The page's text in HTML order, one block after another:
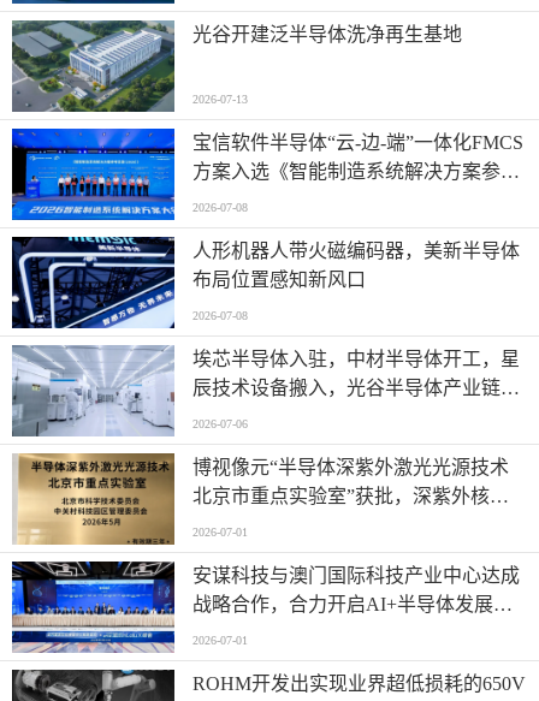
光谷开建泛半导体洗净再生基地
2026-07-13
宝信软件半导体“云-边-端”一体化FMCS
方案入选《智能制造系统解决方案参考
目录（2026）》
2026-07-08
人形机器人带火磁编码器，美新半导体
布局位置感知新风口
2026-07-08
埃芯半导体入驻，中材半导体开工，星
辰技术设备搬入，光谷半导体产业链有
新进展→
2026-07-06
博视像元“半导体深紫外激光光源技术
北京市重点实验室”获批，深紫外核心
技术再获权威认可
2026-07-01
安谋科技与澳门国际科技产业中心达成
战略合作，合力开启AI+半导体发展
“芯”篇章
2026-07-01
ROHM开发出实现业界超低损耗的650V